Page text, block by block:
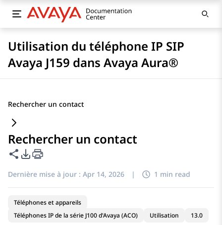
Utilisation du téléphone IP SIP
Avaya J159 dans Avaya Aura®
Rechercher un contact
Rechercher un contact
Partager cette page
Options d'exportation PDF
Dernière mise à jour : Apr 14, 2026 | 1 min read
Téléphones et appareils
Téléphones IP de la série J100 d'Avaya (ACO)
Utilisation 13.0